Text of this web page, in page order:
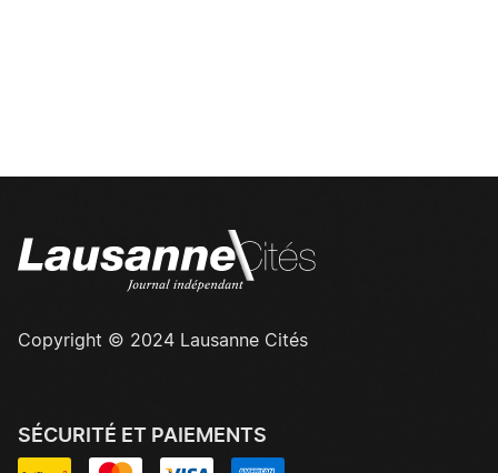
Copyright © 2024 Lausanne Cités
SÉCURITÉ ET PAIEMENTS